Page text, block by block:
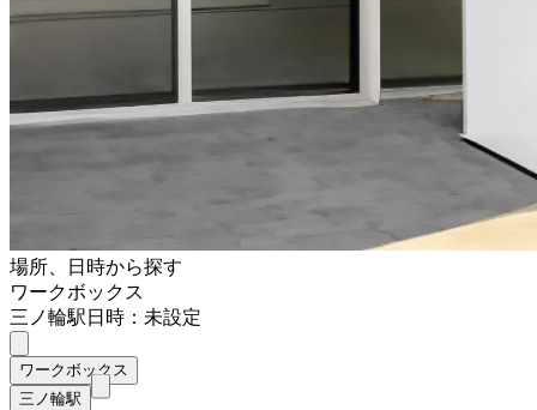
場所、日時から探す
ワークボックス
三ノ輪駅日時：未設定
ワークボックス
三ノ輪駅